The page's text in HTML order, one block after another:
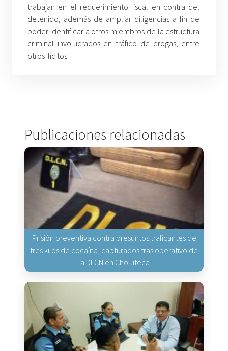
trabajan en el requerimiento fiscal en contra del
detenido, además de ampliar diligencias a fin de
poder identificar a otros miembros de la estructura
criminal involucrados en tráfico de drogas, entre
otros ilícitos.
Publicaciones relacionadas
Prisión preventiva contra presuntos traficantes de
tres kilos de cocaína, capturados tras operativo de
la DLCN en Choluteca